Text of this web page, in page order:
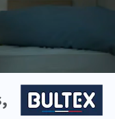
du souple
au
et un
solutions
les adultes,
pour